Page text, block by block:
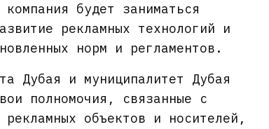
будет заниматься
рекламных технологий и
норм и регламентов.
Дубая и муниципалитет Дубая
полномочия, связанные с
объектов и носителей,